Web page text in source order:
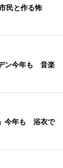
民と作る怖
ン今年も 音楽
今年も 浴衣で